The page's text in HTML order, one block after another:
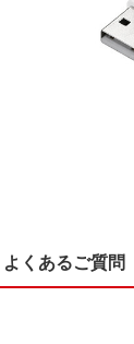
よくあるご質問